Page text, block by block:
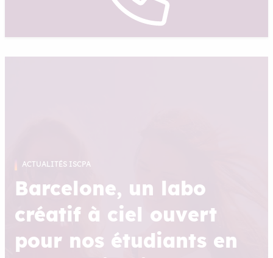
ACTUALITÉS ISCPA
Barcelone, un labo
créatif à ciel ouvert
pour nos étudiants en